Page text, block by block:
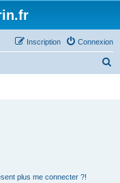
Connexion
Inscription
plus me connecter ?!